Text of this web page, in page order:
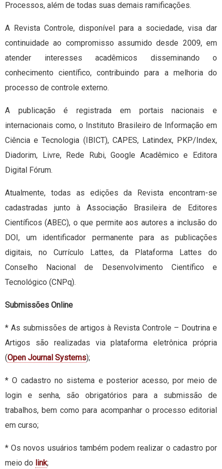
Processos, além de todas suas demais ramificações.
A Revista Controle, disponível para a sociedade, visa dar
continuidade ao compromisso assumido desde 2009, em
atender interesses acadêmicos disseminando o
conhecimento científico, contribuindo para a melhoria do
processo de controle externo.
A publicação é registrada em portais nacionais e
internacionais como, o Instituto Brasileiro de Informação em
Ciência e Tecnologia (IBICT), CAPES, Latindex, PKP/Index,
Diadorim, Livre, Rede Rubi, Google Acadêmico e Editora
Digital Fórum.
Atualmente, todas as edições da Revista encontram-se
cadastradas junto à Associação Brasileira de Editores
Científicos (ABEC), o que permite aos autores a inclusão do
DOI, um identificador permanente para as publicações
digitais, no Currículo Lattes, da Plataforma Lattes do
Conselho Nacional de Desenvolvimento Científico e
Tecnológico (CNPq).
Submissões Online
* As submissões de artigos à Revista Controle – Doutrina e
Artigos são realizadas via plataforma eletrônica própria
(Open Journal Systems);
* O cadastro no sistema e posterior acesso, por meio de
login e senha, são obrigatórios para a submissão de
trabalhos, bem como para acompanhar o processo editorial
em curso;
* Os novos usuários também podem realizar o cadastro por
meio do link;